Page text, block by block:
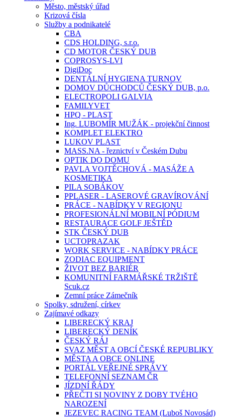
Město, městský úřad
Krizová čísla
Služby a podnikatelé
CBA
CDS HOLDING, s.r.o.
CD MOTOR ČESKÝ DUB
COPROSYS-LVI
DigiDoc
DENTÁLNÍ HYGIENA TURNOV
DOMOV DŮCHODCŮ ČESKÝ DUB, p.o.
ELECTROPOLI GALVIA
FAMILYVET
HPQ - PLAST
Ing. LUBOMÍR MUŽÁK - projekční činnost
KOMPLET ELEKTRO
LUKOV PLAST
MASS.NA - řeznictví v Českém Dubu
OPTIK DO DOMU
PAVLA VOJTĚCHOVÁ - MASÁŽE A
KOSMETIKA
PILA SOBÁKOV
PPLASER - LASEROVÉ GRAVÍROVÁNÍ
PRÁCE - NABÍDKY V REGIONU
PROFESIONÁLNÍ MOBILNÍ PÓDIUM
RESTAURACE GOLF JEŠTĚD
STK ČESKÝ DUB
UCTOPRAZAK
WORK SERVICE - NABÍDKY PRÁCE
ZODIAC EQUIPMENT
ŽIVOT BEZ BARIÉR
KOMUNITNÍ FARMÁŘSKÉ TRŽIŠTĚ
Scuk.cz
Zemní práce Zámečník
Spolky, sdružení, církev
Zajímavé odkazy
LIBERECKÝ KRAJ
LIBERECKÝ DENÍK
ČESKÝ RÁJ
SVAZ MĚST A OBCÍ ČESKÉ REPUBLIKY
MĚSTA A OBCE ONLINE
PORTÁL VEŘEJNÉ SPRÁVY
TELEFONNÍ SEZNAM ČR
JÍZDNÍ ŘÁDY
PŘEČTI SI NOVINY Z DOBY TVÉHO
NAROZENÍ
JEZEVEC RACING TEAM (Luboš Novosád)